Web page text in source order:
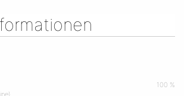
100 %